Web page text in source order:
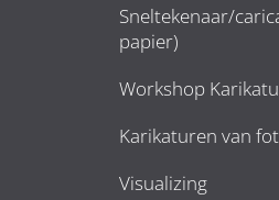
Sneltekenaar/
papier)
Workshop
Karikaturen van
Visualizing